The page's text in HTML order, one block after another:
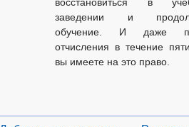
восстановиться в
заведении и
обучение. И даже
отчисления в течение
вы имеете на это право.